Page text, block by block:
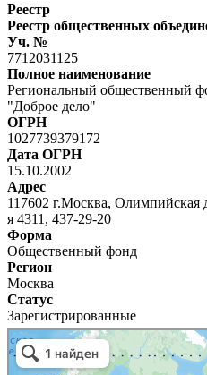
Реестр
Реестр общественных
Уч. №
7712031125
Полное наименование
Региональный общественный
"Доброе дело"
ОГРН
1027739379172
Дата ОГРН
15.10.2002
Адрес
117602 г.Москва, Олимпийская
я 4311, 437-29-20
Форма
Общественный фонд
Регион
Москва
Статус
Зарегистрированные